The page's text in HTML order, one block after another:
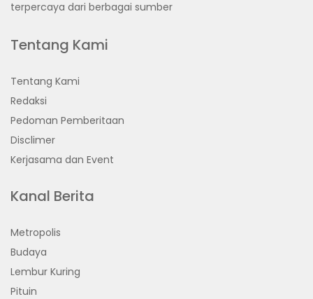
terpercaya dari berbagai sumber
Tentang Kami
Tentang Kami
Redaksi
Pedoman Pemberitaan
Disclimer
Kerjasama dan Event
Kanal Berita
Metropolis
Budaya
Lembur Kuring
Pituin